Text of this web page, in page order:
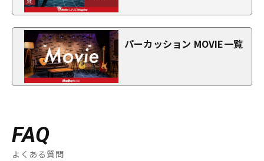
パーカッション MOVIE一覧
FAQ
よくある質問